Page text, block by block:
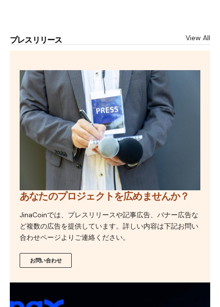
プレスリリース View All
あなたのプロジェクトを広めませんか？
JinaCoinでは、プレスリリースや記事広告、バナー広告な
ど複数の広告を提供しています。詳しい内容は下記お問い
合わせページよりご連絡ください。
お問い合わせ